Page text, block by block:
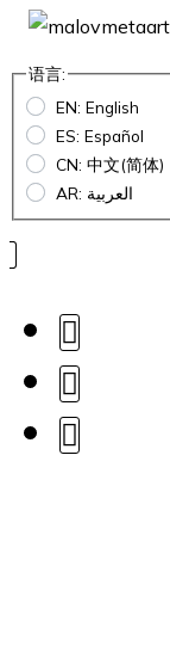
语言:
EN: English
ES: Español
CN: 中文(简体)
AR: العربية